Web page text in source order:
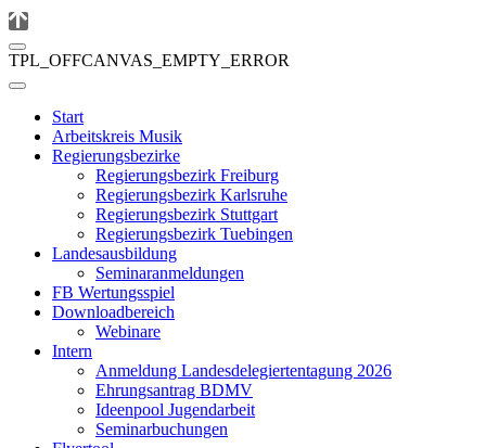
TPL_OFFCANVAS_EMPTY_ERROR
Start
Arbeitskreis Musik
Regierungsbezirke
Regierungsbezirk Freiburg
Regierungsbezirk Karlsruhe
Regierungsbezirk Stuttgart
Regierungsbezirk Tuebingen
Landesausbildung
Seminaranmeldungen
FB Wertungsspiel
Downloadbereich
Webinare
Intern
Anmeldung Landesdelegiertentagung 2026
Ehrungsantrag BDMV
Ideenpool Jugendarbeit
Seminarbuchungen